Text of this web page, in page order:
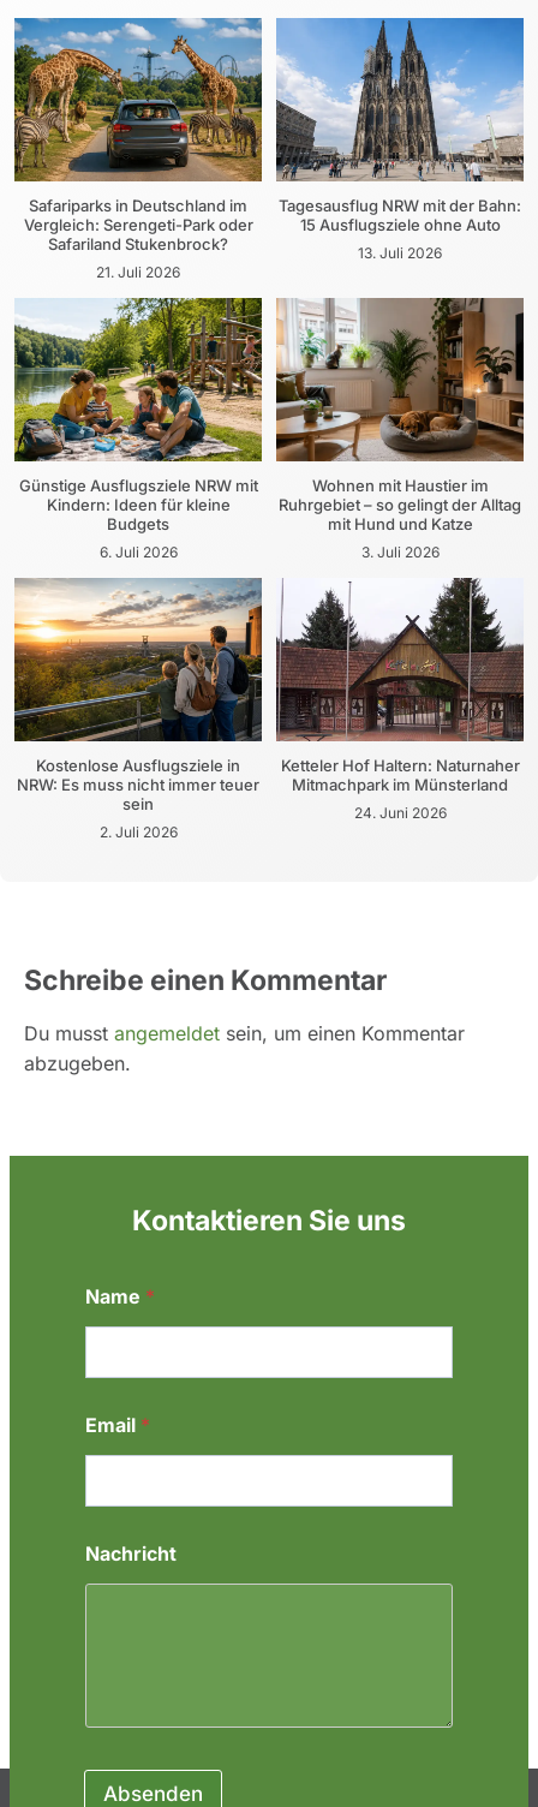
Safariparks in Deutschland im
Vergleich: Serengeti-Park oder
Safariland Stukenbrock?
21. Juli 2026
Tagesausflug NRW mit der Bahn:
15 Ausflugsziele ohne Auto
13. Juli 2026
Günstige Ausflugsziele NRW mit
Kindern: Ideen für kleine
Budgets
6. Juli 2026
Wohnen mit Haustier im
Ruhrgebiet – so gelingt der Alltag
mit Hund und Katze
3. Juli 2026
Kostenlose Ausflugsziele in
NRW: Es muss nicht immer teuer
sein
2. Juli 2026
Ketteler Hof Haltern: Naturnaher
Mitmachpark im Münsterland
24. Juni 2026
Schreibe einen Kommentar
Du musst angemeldet sein, um einen Kommentar
abzugeben.
Kontaktieren Sie uns
Name *
Email *
*
N
Nachricht
Absenden